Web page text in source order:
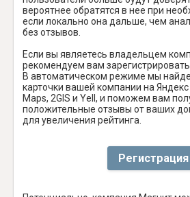
вероятнее обратятся в нее при
если локально она дальше, чем
без отзывов.
Если вы являетесь владельцем
рекомендуем вам
В автоматическом режиме мы
карточки вашей компании на Яндекс
Maps, 2GIS и Yell, и поможем вам
положительные отзывы от ваших
для увеличения рейтинга.
Регистрация